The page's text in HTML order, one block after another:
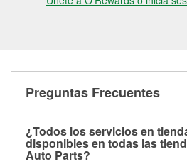
Preguntas Frecuentes
¿Todos los servicios en
disponibles en todas las
Auto Parts?